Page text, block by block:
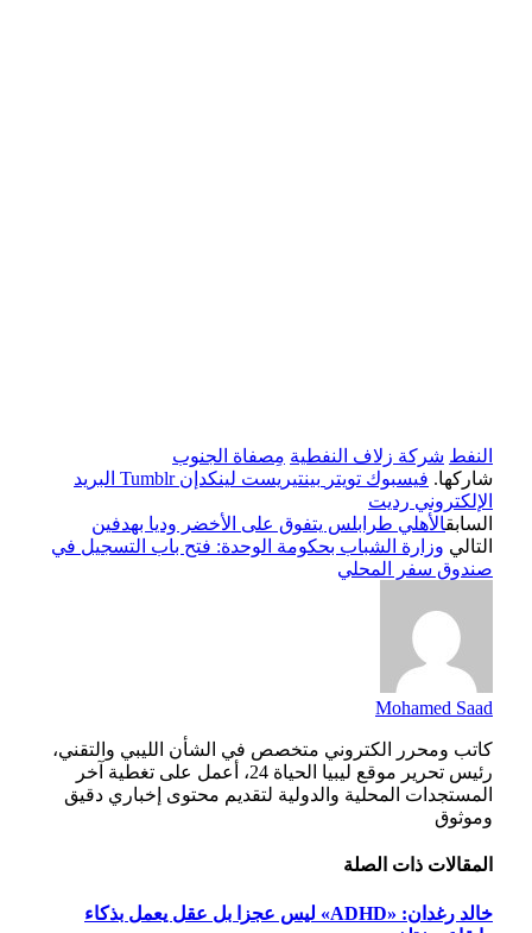
النفط شركة زلاف النفطية مِصفاة الجنوب
شاركها. فيسبوك تويتر بينتيريست لينكدإن Tumblr البريد
الإلكتروني رديت
السابقالأهلي طرابلس يتفوق على الأخضر وديا بهدفين
التالي وزارة الشباب بحكومة الوحدة: فتح باب التسجيل في
صندوق سفر المحلي
Mohamed Saad
كاتب ومحرر الكتروني متخصص في الشأن الليبي والتقني،
رئيس تحرير موقع ليبيا الحياة 24، أعمل على تغطية آخر
المستجدات المحلية والدولية لتقديم محتوى إخباري دقيق
وموثوق
المقالاتذات الصلة
خالد رغدان: «ADHD» ليس عجزا بل عقل يعمل بذكاء